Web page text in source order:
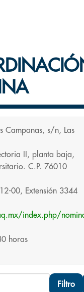
Campanas, s/n, Las
II, planta baja,
C.P. 76010
00, Extensión 3344
index.php/
horas
Filtro